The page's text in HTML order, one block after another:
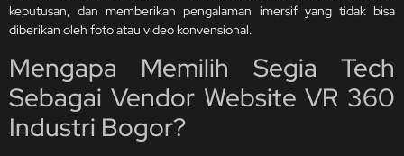
keputusan, dan memberikan pengalaman imersif yang tidak bisa
diberikan oleh foto atau video konvensional.
Mengapa Memilih Segia Tech
Sebagai Vendor Website VR 360
Industri Bogor?